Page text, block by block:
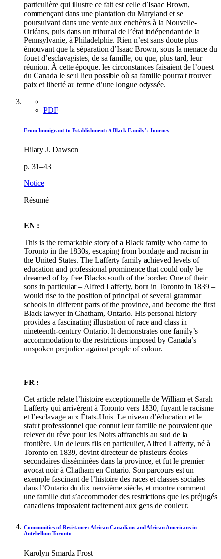
particulière qui illustre ce fait est celle d’Isaac Brown,
commençant dans une plantation du Maryland et se
poursuivant dans une vente aux enchères à la Nouvelle-
Orléans, puis dans un tribunal de l’état indépendant de la
Pennsylvanie, à Philadelphie. Rien n’est sans doute plus
émouvant que la séparation d’Isaac Brown, sous la menace du
fouet d’esclavagistes, de sa famille, ou que, plus tard, leur
réunion. À cette époque, les circonstances faisaient de l’ouest
du Canada le seul lieu possible où sa famille pourrait trouver
paix et liberté au terme d’une longue odyssée.
PDF
From Immigrant to Establishment: A Black Family’s Journey
Hilary J. Dawson
p. 31–43
Notice
Résumé
EN :
This is the remarkable story of a Black family who came to
Toronto in the 1830s, escaping from bondage and racism in
the United States. The Lafferty family achieved levels of
education and professional prominence that could only be
dreamed of by free Blacks south of the border. One of their
sons in particular – Alfred Lafferty, born in Toronto in 1839 –
would rise to the position of principal of several grammar
schools in different parts of the province, and become the first
Black lawyer in Chatham, Ontario. His personal history
provides a fascinating illustration of race and class in
nineteenth-century Ontario. It demonstrates one family’s
accommodation to the restrictions imposed by Canada’s
unspoken prejudice against people of colour.
FR :
Cet article relate l’histoire exceptionnelle de William et Sarah
Lafferty qui arrivèrent à Toronto vers 1830, fuyant le racisme
et l’esclavage aux États-Unis. Le niveau d’éducation et le
statut professionnel que connut leur famille ne pouvaient que
relever du rêve pour les Noirs affranchis au sud de la
frontière. Un de leurs fils en particulier, Alfred Lafferty, né à
Toronto en 1839, devint directeur de plusieurs écoles
secondaires disséminées dans la province, et fut le premier
avocat noir à Chatham en Ontario. Son parcours est un
exemple fascinant de l’histoire des races et classes sociales
dans l’Ontario du dix-neuvième siècle, et montre comment
une famille dut s’accommoder des restrictions que les préjugés
canadiens imposaient tacitement aux gens de couleur.
Communities of Resistance: African Canadians and African Americans in
Antebellum Toronto
Karolyn Smardz Frost